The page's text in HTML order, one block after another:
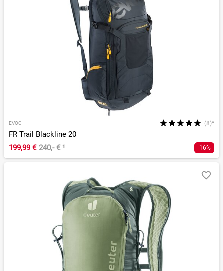
EVOC (8)*
FR Trail Blackline 20
199,99 € 240,- €¹ -16%